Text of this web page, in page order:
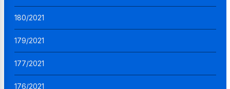
180/2021
179/2021
177/2021
176/2021